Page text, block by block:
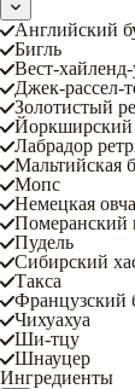
Английский
Бигль
Вест-хайленд-
Джек-рассел-
Золотистый
Йоркширский
Лабрадор
Мальтийская
Мопс
Немецкая
Померанский
Пудель
Сибирский
Такса
Французский
Чихуахуа
Ши-тцу
Шнауцер
Ингредиенты